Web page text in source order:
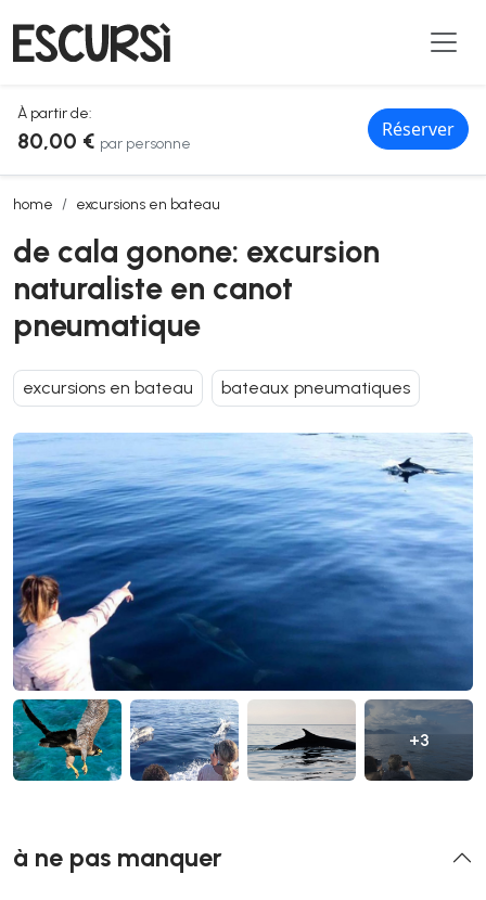
À partir de:
80,00 € par personne
Réserver
home excursions en bateau
de cala gonone: excursion naturaliste en canot pneumatique
de cala gonone: excursion
naturaliste en canot
pneumatique
excursions en bateau bateaux pneumatiques
+3
à ne pas manquer